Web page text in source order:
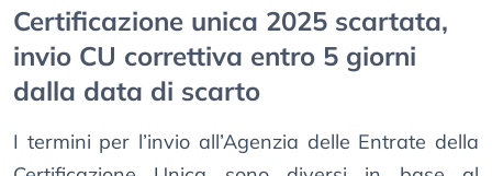
Certificazione unica 2025 scartata,
invio CU correttiva entro 5 giorni
dalla data di scarto
I termini per l’invio all’Agenzia delle Entrate della